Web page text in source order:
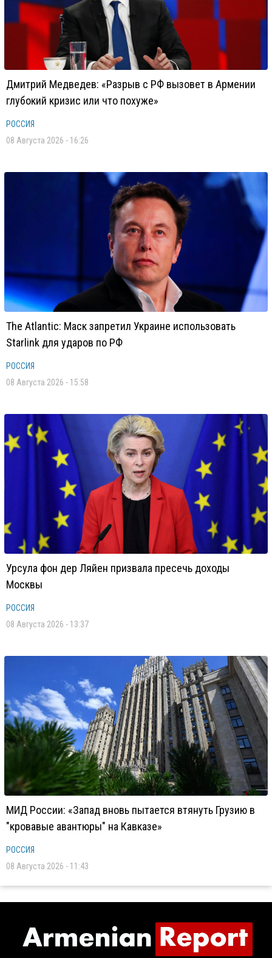
Дмитрий Медведев: «Разрыв с РФ вызовет в Армении
глубокий кризис или что похуже»
РОССИЯ
08 Августа 2026 - 16:26
The Atlantic: Маск запретил Украине использовать
Starlink для ударов по РФ
РОССИЯ
08 Августа 2026 - 15:58
Урсула фон дер Ляйен призвала пресечь доходы
Москвы
РОССИЯ
08 Августа 2026 - 13:37
МИД России: «Запад вновь пытается втянуть Грузию в
"кровавые авантюры" на Кавказе»
РОССИЯ
08 Августа 2026 - 11:43